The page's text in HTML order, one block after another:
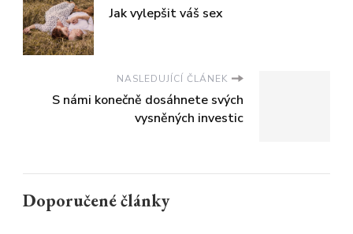
Jak vylepšit váš sex
NASLEDUJÍCÍ ČLÁNEK
S námi konečně dosáhnete svých
vysněných investic
Doporučené články